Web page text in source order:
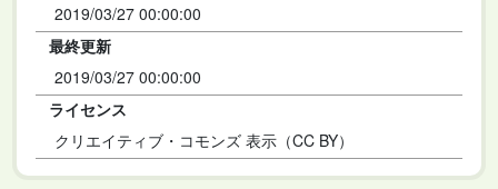
2019/03/27 00:00:00
最終更新
2019/03/27 00:00:00
ライセンス
クリエイティブ・コモンズ 表示（CC BY）